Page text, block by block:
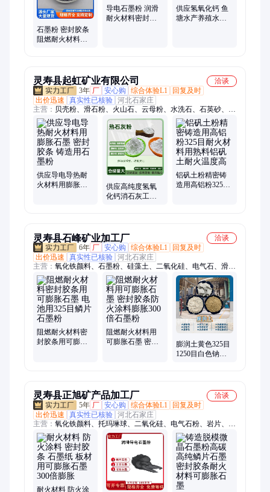
石墨粉 密封胶条
阻燃耐火材料用
导电石墨粉 润滑
耐火材料密封胶
供应氢氧化钙 鱼
塘水产养殖水处
灵寿县起虹矿业有限公司
洽谈
3年 厂 安心购 综合体验L1
回复及时
出价迅速
真实性已核验 河北石家庄
主营： 贝壳粉、滑石粉、火山石、云母粉、水洗石、石英砂、果
木炭、金刚砂、硅灰粉、玻璃珠、陶瓷球、沙滩沙、绿沸石、玻
璃砂、高岭土、白云石、膨润土、蛭石粉、硅藻土、碳酸钙、透
明粉、地面铺路、保温砂浆、沸石颗粒、贝壳彩片
供应导电导热耐
火材料用膨胀石
供应高纯度氢氧
化钙消石灰工业
铝矾土粉精密铸
造用高铝粉325目
灵寿县石峰矿业加工厂
洽谈
6年 厂 安心购 综合体验L1
回复及时
出价迅速
真实性已核验 河北石家庄
主营： 氧化铁颜料、石墨粉、硅藻土、二氧化硅、电气石、滑石
粉、硅酸铝粉、硅灰石粉
阻燃耐火材料密
封胶条用可膨胀
阻燃耐火材料用
可膨胀石墨 密封
膨润土黄色325目
1250目白色钠基
灵寿县正旭矿产品加工厂
洽谈
5年 厂 安心购 综合体验L1
回复及时
出价迅速
真实性已核验 河北石家庄
主营： 氧化铁颜料、托玛琳球、二氧化硅、电气石粉、岩片、云
母粉、硅藻土、高岭土、滑石粉、碳酸钙、火山石粉、膨润土、
纤维、沸石粉、石墨粉、橡胶颗粒、沉淀硫酸钡、炭黑、仿瓷颗
粒、远红外粉、铁粉、陶瓷球、白炭黑、硅灰石粉
耐火材料 防火涂